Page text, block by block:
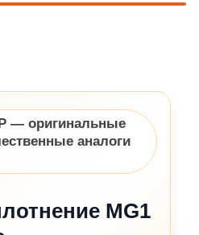
оригинальные
аналоги
MG1